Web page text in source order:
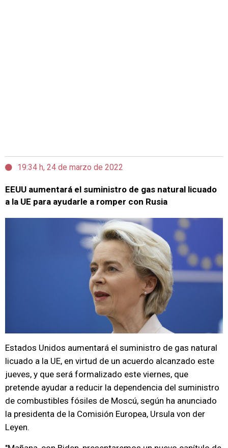
19:34 h, 24 de marzo de 2022
EEUU aumentará el suministro de gas natural licuado
a la UE para ayudarle a romper con Rusia
Estados Unidos aumentará el suministro de gas natural
licuado a la UE, en virtud de un acuerdo alcanzado este
jueves, y que será formalizado este viernes, que
pretende ayudar a reducir la dependencia del suministro
de combustibles fósiles de Moscú, según ha anunciado
la presidenta de la Comisión Europea, Ursula von der
Leyen.